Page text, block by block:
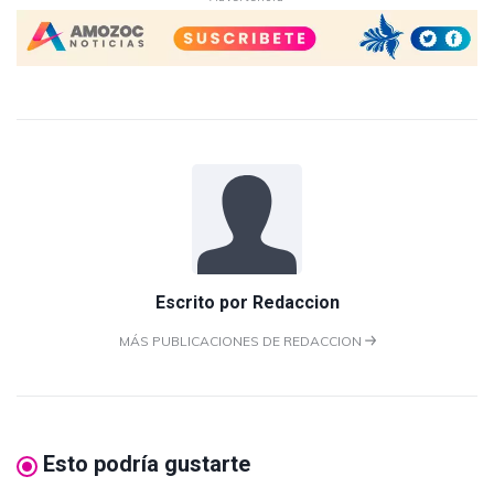
Escrito por Redaccion
MÁS PUBLICACIONES DE REDACCION
Esto podría gustarte